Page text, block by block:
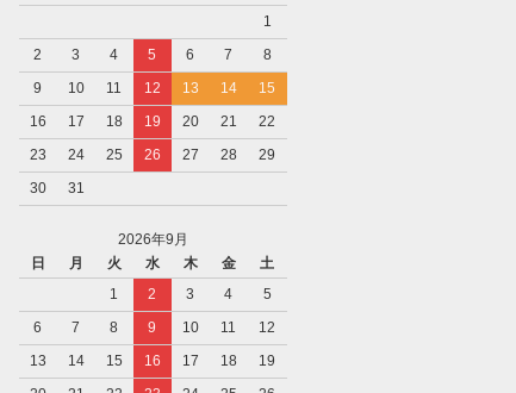
1
2
3 4 5 6 7
8
9
10 11 12 13 14
15
16
17 18 19 20 21
22
23
24 25 26 27 28
29
30
31
2026年9月
日
月 火 水 木 金
土
1
2 3 4
5
6
7 8 9 10 11
12
13
14 15 16 17 18
19